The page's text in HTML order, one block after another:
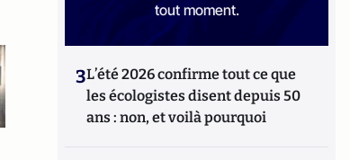
tout moment.
3L’été 2026 confirme tout ce que
les écologistes disent depuis 50
ans : non, et voilà pourquoi